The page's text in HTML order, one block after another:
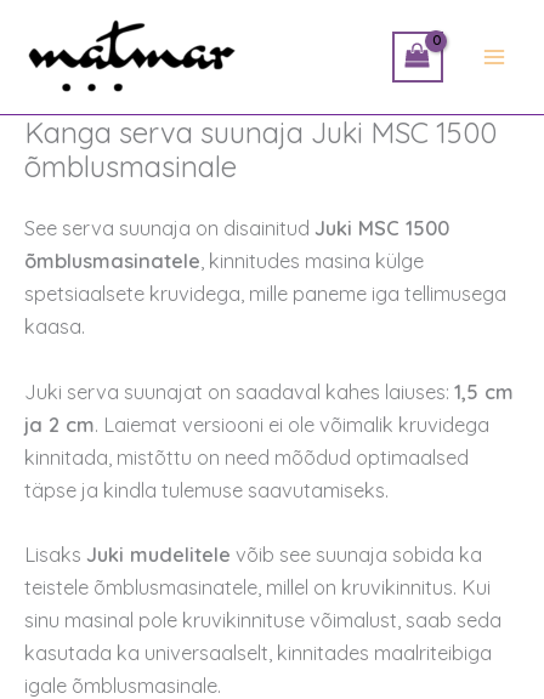
content
Kanga serva suunaja Juki MSC 1500
õmblusmasinale
See serva suunaja on disainitud Juki MSC 1500
õmblusmasinatele, kinnitudes masina külge
spetsiaalsete kruvidega, mille paneme iga tellimusega
kaasa.
Juki serva suunajat on saadaval kahes laiuses: 1,5 cm
ja 2 cm. Laiemat versiooni ei ole võimalik kruvidega
kinnitada, mistõttu on need mõõdud optimaalsed
täpse ja kindla tulemuse saavutamiseks.
Lisaks Juki mudelitele võib see suunaja sobida ka
teistele õmblusmasinatele, millel on kruvikinnitus. Kui
sinu masinal pole kruvikinnituse võimalust, saab seda
kasutada ka universaalselt, kinnitades maalriteibiga
igale õmblusmasinale.